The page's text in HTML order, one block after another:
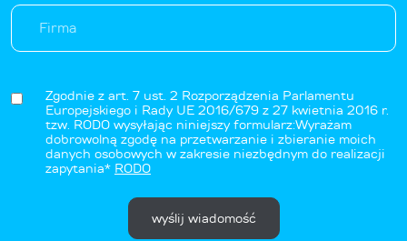
Zgodnie z art. 7 ust. 2 Rozporządzenia Parlamentu
Europejskiego i Rady UE 2016/679 z 27 kwietnia 2016 r.
tzw. RODO wysyłając niniejszy formularz:Wyrażam
dobrowolną zgodę na przetwarzanie i zbieranie moich
danych osobowych w zakresie niezbędnym do realizacji
zapytania* RODO